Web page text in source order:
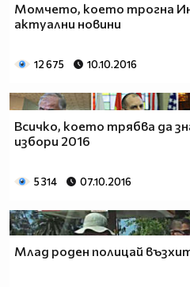
Момчето, което трогна
актуални новини
12 675 10.10.2016
Всичко, което трябва да
избори 2016
5 314 07.10.2016
Млад роден полицай